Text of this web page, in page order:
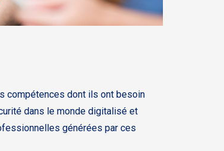
compétences dont ils ont besoin
dans le monde digitalisé et
générées par ces